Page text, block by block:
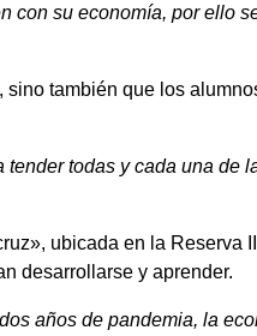
con su economía, por ello
también que los
todas y cada una de
ubicada en la Reserva
desarrollarse y aprender.
años de pandemia, la